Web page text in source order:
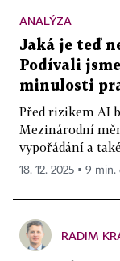
ANALÝZA
Jaká je teď
Podívali
minulosti
Před rizikem AI
Mezinárodní
vypořádání a
18. 12. 2025 ▪ 9 min.
RADIM